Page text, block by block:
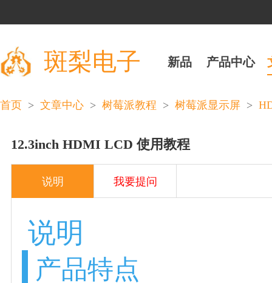
斑梨电子 新品 产品中心
首页 > 文章中心 > 树莓派教程 > 树莓派显示屏 >
12.3inch HDMI LCD 使用教程
说明 我要提问
说明
产品特点